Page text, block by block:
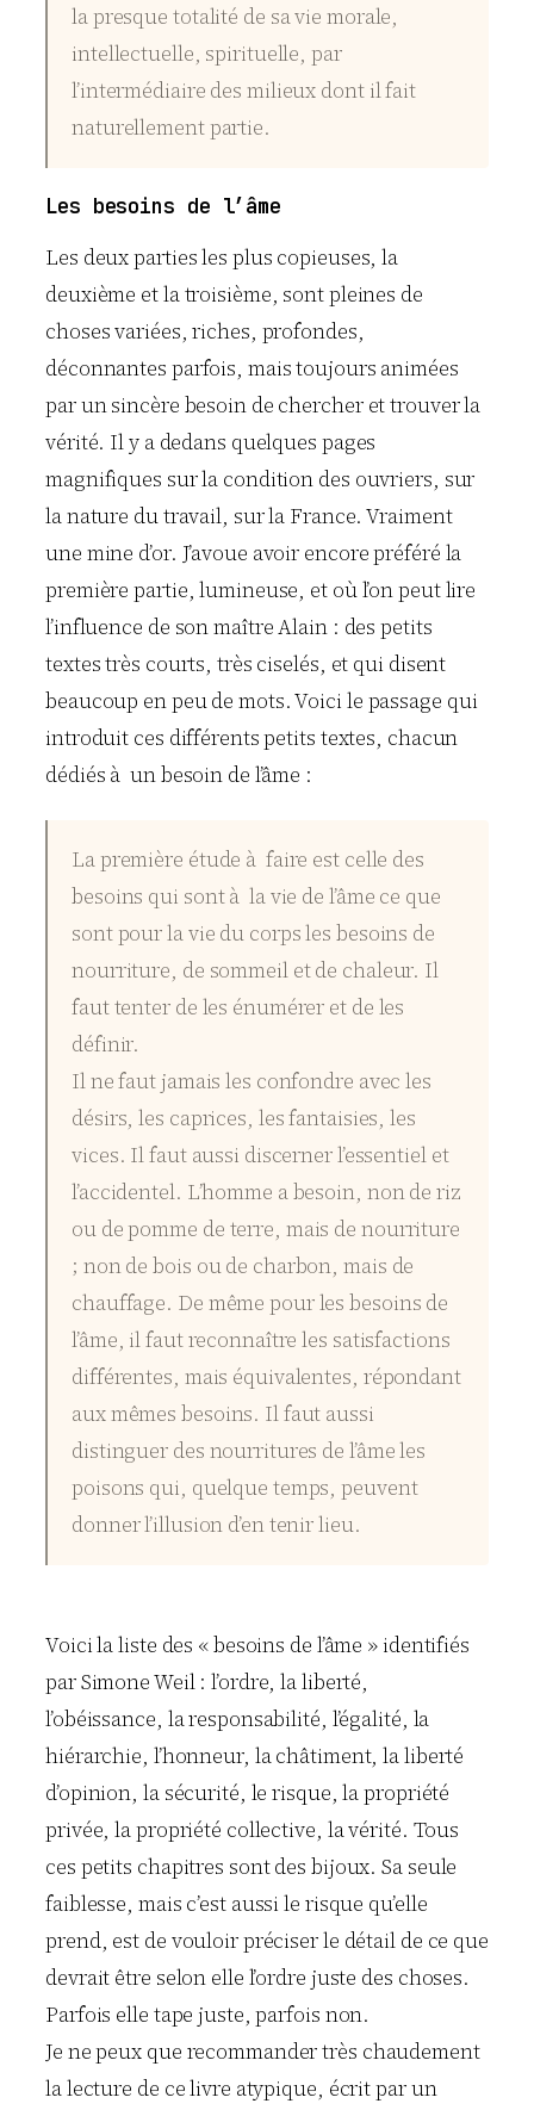
la presque totalité de sa vie morale,
intellectuelle, spirituelle, par
l’intermédiaire des milieux dont il fait
naturellement partie.
Les besoins de l’âme
Les deux parties les plus copieuses, la
deuxième et la troisième, sont pleines de
choses variées, riches, profondes,
déconnantes parfois, mais toujours animées
par un sincère besoin de chercher et trouver la
vérité. Il y a dedans quelques pages
magnifiques sur la condition des ouvriers, sur
la nature du travail, sur la France. Vraiment
une mine d’or. J’avoue avoir encore préféré la
première partie, lumineuse, et où l’on peut lire
l’influence de son maître Alain : des petits
textes très courts, très ciselés, et qui disent
beaucoup en peu de mots. Voici le passage qui
introduit ces différents petits textes, chacun
dédiés à un besoin de l’âme :
La première étude à faire est celle des
besoins qui sont à la vie de l’âme ce que
sont pour la vie du corps les besoins de
nourriture, de sommeil et de chaleur. Il
faut tenter de les énumérer et de les
définir.
Il ne faut jamais les confondre avec les
désirs, les caprices, les fantaisies, les
vices. Il faut aussi discerner l’essentiel et
l’accidentel. L’homme a besoin, non de riz
ou de pomme de terre, mais de nourriture
; non de bois ou de charbon, mais de
chauffage. De même pour les besoins de
l’âme, il faut reconnaître les satisfactions
différentes, mais équivalentes, répondant
aux mêmes besoins. Il faut aussi
distinguer des nourritures de l’âme les
poisons qui, quelque temps, peuvent
donner l’illusion d’en tenir lieu.
Voici la liste des « besoins de l’âme » identifiés
par Simone Weil : l’ordre, la liberté,
l’obéissance, la responsabilité, l’égalité, la
hiérarchie, l’honneur, la châtiment, la liberté
d’opinion, la sécurité, le risque, la propriété
privée, la propriété collective, la vérité. Tous
ces petits chapitres sont des bijoux. Sa seule
faiblesse, mais c’est aussi le risque qu’elle
prend, est de vouloir préciser le détail de ce que
devrait être selon elle l’ordre juste des choses.
Parfois elle tape juste, parfois non.
Je ne peux que recommander très chaudement
la lecture de ce livre atypique, écrit par un